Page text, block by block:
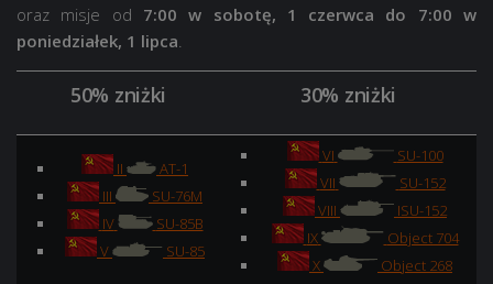
oraz misje od 7:00 w sobotę, 1 czerwca do 7:00 w
poniedziałek, 1 lipca.
50% zniżki 30% zniżki
II
AT-1
III
SU-76M
IV
SU-85B
V
SU-85
VI
SU-100
VII
SU-152
VIII
ISU-152
IX
Object 704
X
Object 268